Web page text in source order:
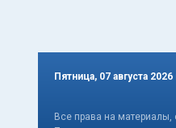
Пятница, 07 августа 2026
Все права на материалы,